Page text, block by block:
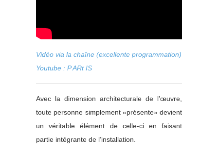
Vidéo via la chaîne (excellente programmation)
Youtube : P ARt IS
Avec la dimension architecturale de l’œuvre,
toute personne simplement «présente» devient
un véritable élément de celle-ci en faisant
partie intégrante de l’installation.